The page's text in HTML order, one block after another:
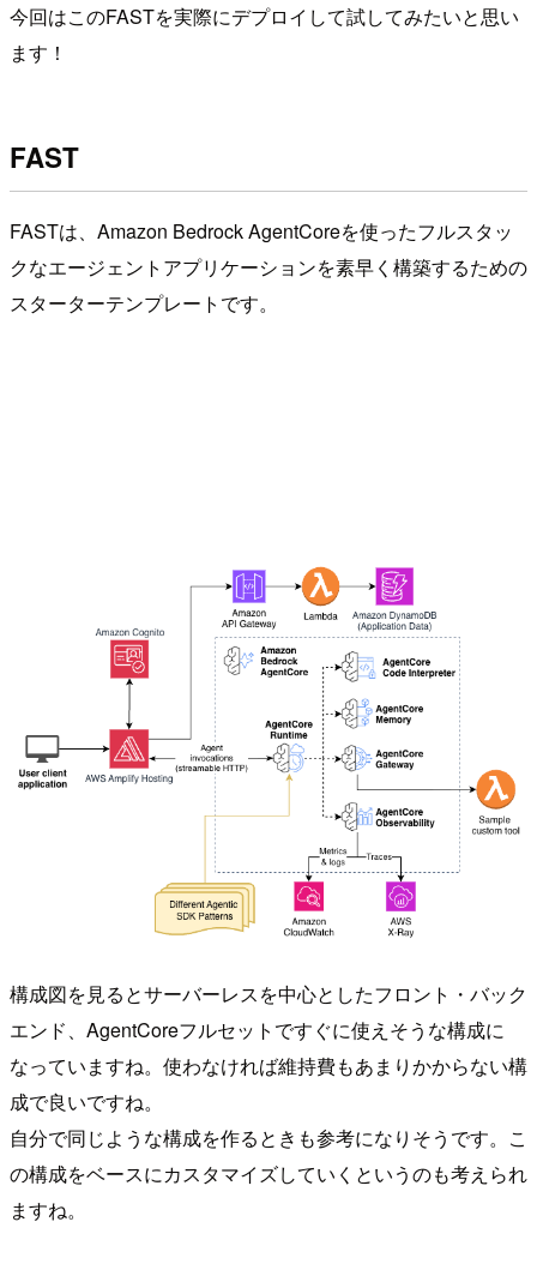
今回はこのFASTを実際にデプロイして試してみたいと思い
ます！
FAST
FASTは、Amazon Bedrock AgentCoreを使ったフルスタッ
クなエージェントアプリケーションを素早く構築するための
スターターテンプレートです。
構成図を見るとサーバーレスを中心としたフロント・バック
エンド、AgentCoreフルセットですぐに使えそうな構成に
なっていますね。使わなければ維持費もあまりかからない構
成で良いですね。
自分で同じような構成を作るときも参考になりそうです。こ
の構成をベースにカスタマイズしていくというのも考えられ
ますね。